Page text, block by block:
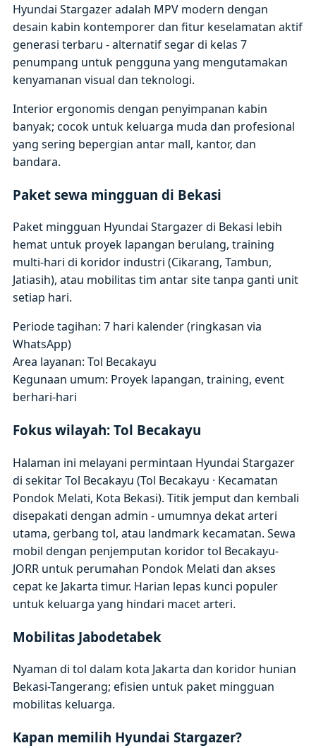
Hyundai Stargazer adalah MPV modern dengan
desain kabin kontemporer dan fitur keselamatan aktif
generasi terbaru - alternatif segar di kelas 7
penumpang untuk pengguna yang mengutamakan
kenyamanan visual dan teknologi.
Interior ergonomis dengan penyimpanan kabin
banyak; cocok untuk keluarga muda dan profesional
yang sering bepergian antar mall, kantor, dan
bandara.
Paket sewa mingguan di Bekasi
Paket mingguan Hyundai Stargazer di Bekasi lebih
hemat untuk proyek lapangan berulang, training
multi-hari di koridor industri (Cikarang, Tambun,
Jatiasih), atau mobilitas tim antar site tanpa ganti unit
setiap hari.
Periode tagihan: 7 hari kalender (ringkasan via
WhatsApp)
Area layanan: Tol Becakayu
Kegunaan umum: Proyek lapangan, training, event
berhari-hari
Fokus wilayah: Tol Becakayu
Halaman ini melayani permintaan Hyundai Stargazer
di sekitar Tol Becakayu (Tol Becakayu · Kecamatan
Pondok Melati, Kota Bekasi). Titik jemput dan kembali
disepakati dengan admin - umumnya dekat arteri
utama, gerbang tol, atau landmark kecamatan. Sewa
mobil dengan penjemputan koridor tol Becakayu-
JORR untuk perumahan Pondok Melati dan akses
cepat ke Jakarta timur. Harian lepas kunci populer
untuk keluarga yang hindari macet arteri.
Mobilitas Jabodetabek
Nyaman di tol dalam kota Jakarta dan koridor hunian
Bekasi-Tangerang; efisien untuk paket mingguan
mobilitas keluarga.
Kapan memilih Hyundai Stargazer?